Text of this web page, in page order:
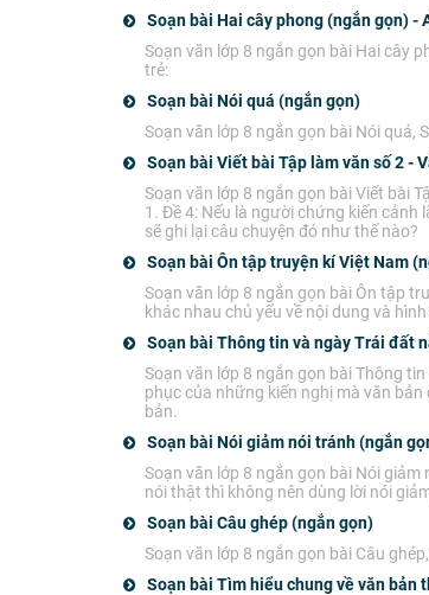
Soạn bài Hai cây phong (ngắn gọn) -
Soạn văn lớp 8 ngắn gọn bài Hai cây
trẻ:
Soạn bài Nói quá (ngắn gọn)
Soạn văn lớp 8 ngắn gọn bài Nói quá,
Soạn bài Viết bài Tập làm văn số 2 -
Soạn văn lớp 8 ngắn gọn bài Viết bài
1. Đề 4: Nếu là người chứng kiến cảnh
sẽ ghi lại câu chuyện đó như thế nào?
Soạn bài Ôn tập truyện kí Việt Nam
Soạn văn lớp 8 ngắn gọn bài Ôn tập
khác nhau chủ yếu về nội dung và
Soạn bài Thông tin và ngày Trái đất
Soạn văn lớp 8 ngắn gọn bài Thông
phục của những kiến nghị mà văn
bản.
Soạn bài Nói giảm nói tránh (ngắn
Soạn văn lớp 8 ngắn gọn bài Nói
nói thật thì không nên dùng lời nói
Soạn bài Câu ghép (ngắn gọn)
Soạn văn lớp 8 ngắn gọn bài Câu
Soạn bài Tìm hiểu chung về văn bản